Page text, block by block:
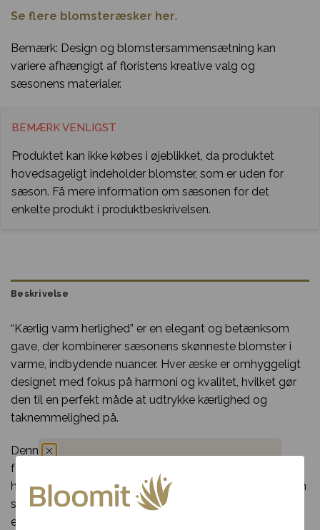
Se flere blomsteræsker her.
Bemærk: Design og blomstersammensætning kan
variere afhængigt af floristens kreative valg og
sæsonens materialer.
BEMÆRK VENLIGST
Produktet kan ikke købes i øjeblikket, da produktet
hovedsageligt indeholder blomster, som er uden for
sæson. Få mere information om sæsonen for det
enkelte produkt i produktbeskrivelsen.
Beskrivelse
“Kærlig varm herlighed” er en elegant og betænksom
gave, der kombinerer sæsonens skønneste blomster i
varme, indbydende nuancer. Hver æske er omhyggeligt
designet med fokus på harmoni og kvalitet, hvilket gør
den til en perfekt måde at udtrykke kærlighed og
taknemmelighed på.
Denne blomsteræske er ideel til mærkedage som
fødselsdage, jubilæer, eller som en kærlig overraskelse i
hverdagen. Den varme farvepalet og det smukke design
skaber en følelse af hygge og glæde, der passer til
enhver anledning.
Du har fået en